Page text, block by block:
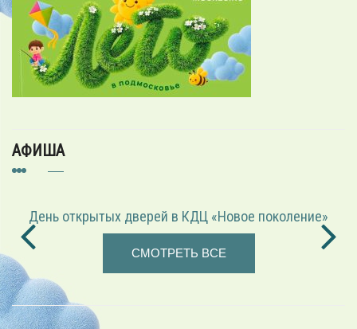
АФИША
День открытых дверей в КДЦ «Новое поколение»
СМОТРЕТЬ ВСЕ